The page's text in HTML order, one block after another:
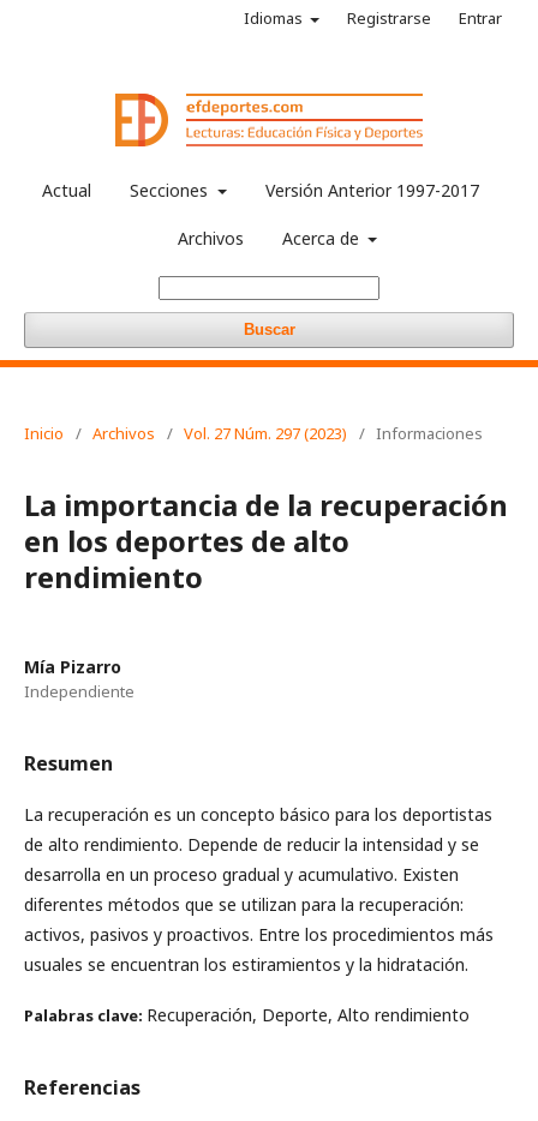
Actual Secciones Versión Anterior 1997-2017
Archivos Acerca de
Buscar
Idiomas Registrarse Entrar
Inicio / Archivos / Vol. 27 Núm. 297 (2023) / Informaciones
La importancia de la recuperación
en los deportes de alto
rendimiento
Mía Pizarro
Independiente
Resumen
La recuperación es un concepto básico para los deportistas
de alto rendimiento. Depende de reducir la intensidad y se
desarrolla en un proceso gradual y acumulativo. Existen
diferentes métodos que se utilizan para la recuperación:
activos, pasivos y proactivos. Entre los procedimientos más
usuales se encuentran los estiramientos y la hidratación.
Palabras clave: Recuperación, Deporte, Alto rendimiento
Referencias